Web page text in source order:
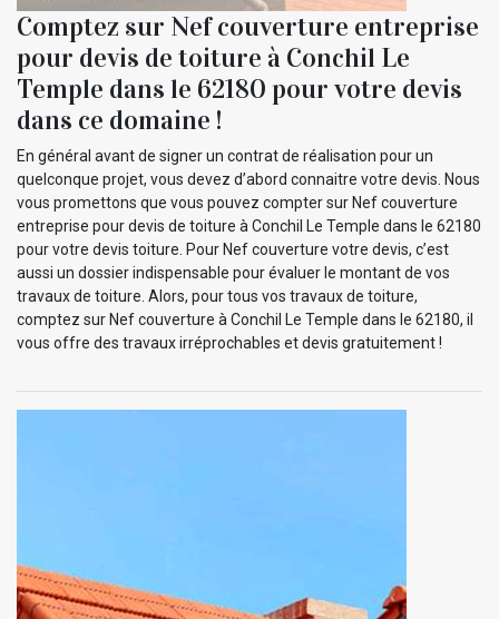
Comptez sur Nef couverture entreprise
pour devis de toiture à Conchil Le
Temple dans le 62180 pour votre devis
dans ce domaine !
En général avant de signer un contrat de réalisation pour un
quelconque projet, vous devez d’abord connaitre votre devis. Nous
vous promettons que vous pouvez compter sur Nef couverture
entreprise pour devis de toiture à Conchil Le Temple dans le 62180
pour votre devis toiture. Pour Nef couverture votre devis, c’est
aussi un dossier indispensable pour évaluer le montant de vos
travaux de toiture. Alors, pour tous vos travaux de toiture,
comptez sur Nef couverture à Conchil Le Temple dans le 62180, il
vous offre des travaux irréprochables et devis gratuitement !